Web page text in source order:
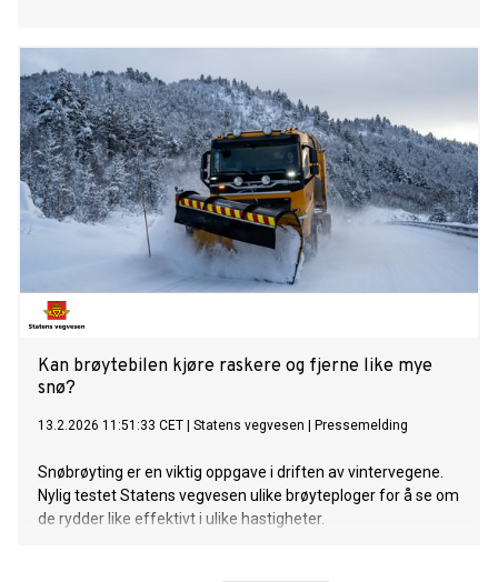
Kan brøytebilen kjøre raskere og fjerne like mye
snø?
13.2.2026 11:51:33 CET Statens vegvesen Pressemelding
Snøbrøyting er en viktig oppgave i driften av vintervegene.
Nylig testet Statens vegvesen ulike brøyteploger for å se om
de rydder like effektivt i ulike hastigheter.